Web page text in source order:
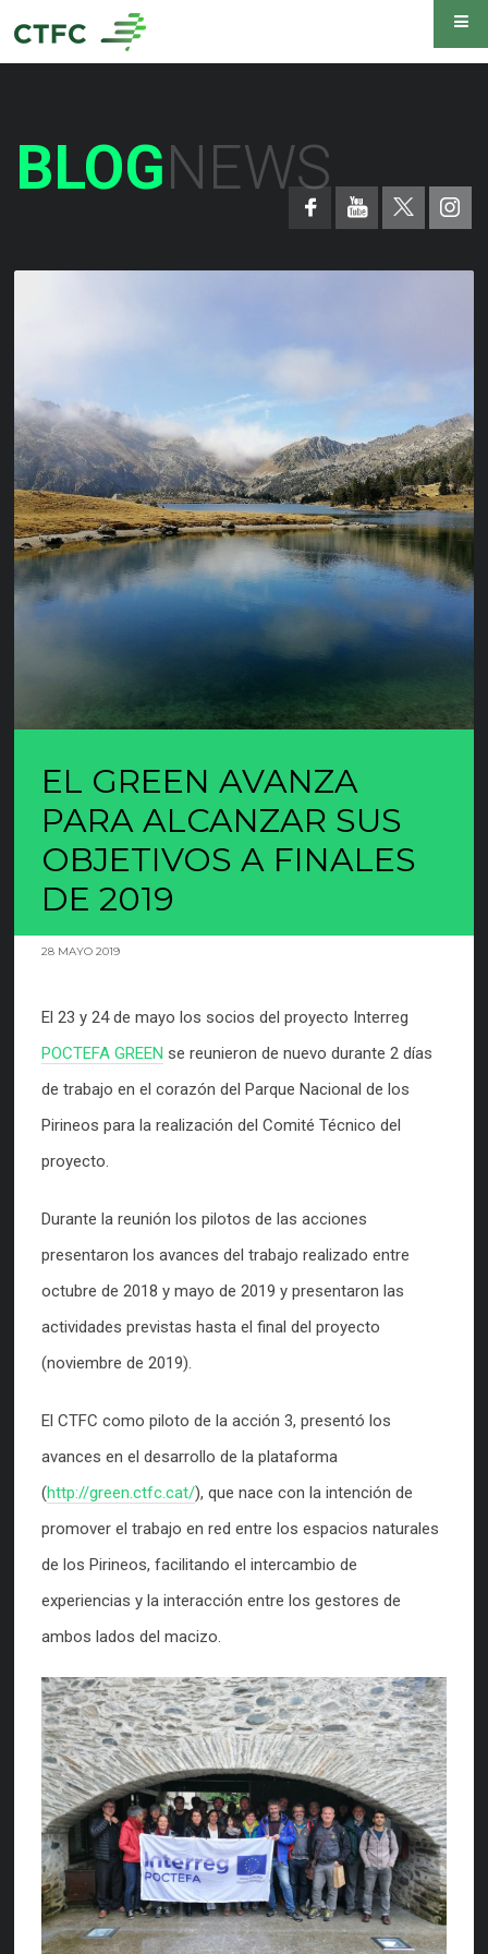
BLOGNEWS
EL GREEN AVANZA
PARA ALCANZAR SUS
OBJETIVOS A FINALES
DE 2019
28 MAYO 2019
El 23 y 24 de mayo los socios del proyecto Interreg
POCTEFA GREEN se reunieron de nuevo durante 2 días
de trabajo en el corazón del Parque Nacional de los
Pirineos para la realización del Comité Técnico del
proyecto.
Durante la reunión los pilotos de las acciones
presentaron los avances del trabajo realizado entre
octubre de 2018 y mayo de 2019 y presentaron las
actividades previstas hasta el final del proyecto
(noviembre de 2019).
El CTFC como piloto de la acción 3, presentó los
avances en el desarrollo de la plataforma
(http://green.ctfc.cat/), que nace con la intención de
promover el trabajo en red entre los espacios naturales
de los Pirineos, facilitando el intercambio de
experiencias y la interacción entre los gestores de
ambos lados del macizo.